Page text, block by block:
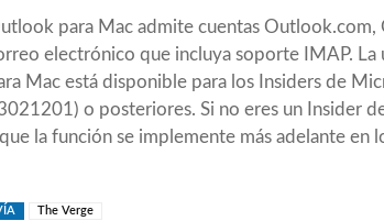
para Mac admite cuentas Outlook.com,
electrónico que incluya soporte IMAP.
Mac está disponible para los Insiders de
o posteriores. Si no eres un Insider
la función se implemente más adelante en
The Verge